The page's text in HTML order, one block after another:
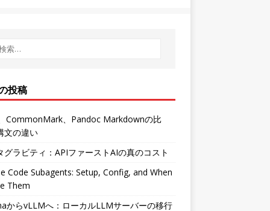
投稿
CommonMark、Pandoc Markdownの比
文の違い
グラビティ：APIファーストAIの真のコスト
Code Subagents: Setup, Config, and When
Them
からvLLMへ：ローカルLLMサーバーの移行